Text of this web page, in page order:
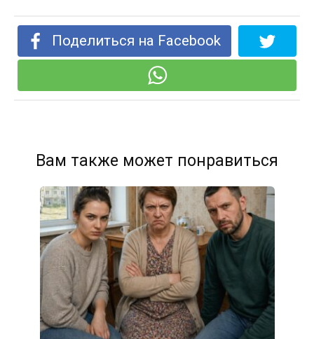
Поделиться на Facebook
Вам также может понравиться